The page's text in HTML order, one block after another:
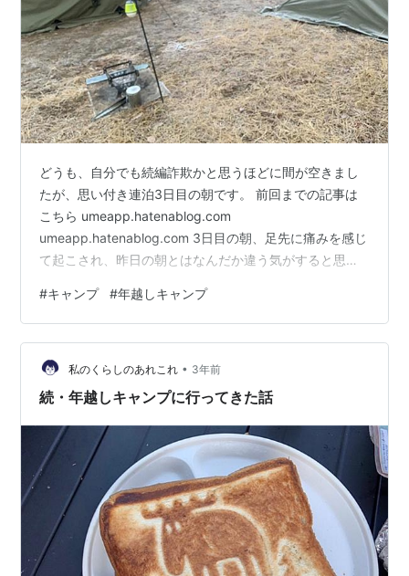
どうも、自分でも続編詐欺かと思うほどに間が空きまし
たが、思い付き連泊3日目の朝です。 前回までの記事は
こちら umeapp.hatenablog.com
umeapp.hatenablog.com 3日目の朝、足先に痛みを感じ
て起こされ、昨日の朝とはなんだか違う気がすると思い
れ？おかしいな、もっと寒そうな景色やったのに、そう
でもない・・？） 寒いはずやん・・ 気温計はないけど、
昨日と気温絶対に違うやん・・ テントのスカート部分。
霜が積もって年季の入った味のある布みたいになられて
おられました。 使用期限の切れたカイロが役に立ってく
#キャンプ #年越しキャンプ
私のくらしのあれこれ • 3年前
続・年越しキャンプに行ってきた話